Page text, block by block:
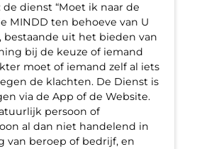
de dienst “Moet ik naar de
MINDD ten behoeve van U
bestaande uit het bieden van
bij de keuze of iemand
moet of iemand zelf al iets
de klachten. De Dienst is
via de App of de Website.
persoon of
al dan niet handelend in
van beroep of bedrijf, en